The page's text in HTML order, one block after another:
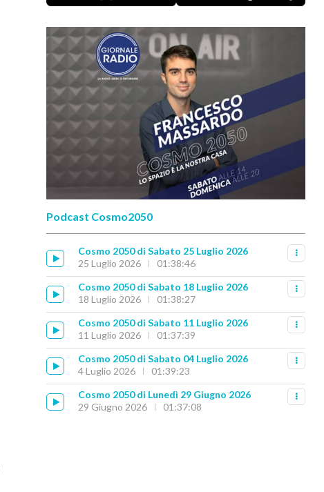
Podcast Cosmo2050
Cosmo 2050 di Sabato 25 Luglio 2026
25 Luglio 2026
01:38:46
Cosmo 2050 di Sabato 18 Luglio 2026
18 Luglio 2026
01:38:27
Cosmo 2050 di Sabato 11 Luglio 2026
11 Luglio 2026
01:37:39
Cosmo 2050 di Sabato 04 Luglio 2026
4 Luglio 2026
01:39:23
Cosmo 2050 di Lunedì 29 Giugno 2026
29 Giugno 2026
01:37:08